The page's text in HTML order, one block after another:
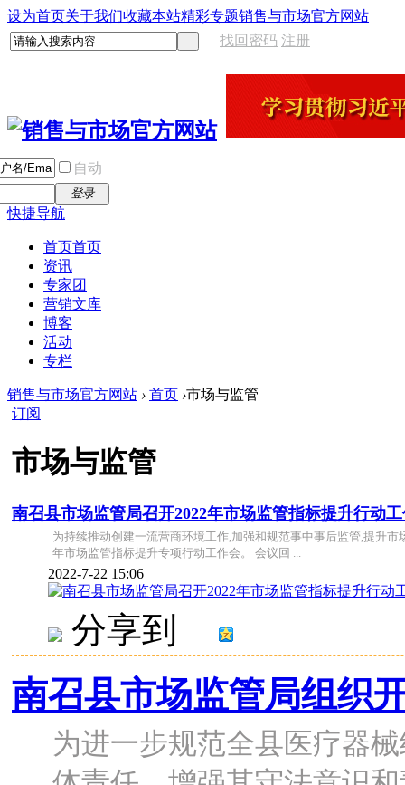
设为首页关于我们收藏本站精彩专题销售与市场官方网站
找回密码 注册
自动
登录
快捷导航
首页首页
资讯
专家团
营销文库
博客
活动
专栏
销售与市场官方网站 › 首页 ›市场与监管
订阅
市场与监管
南召县市场监管局召开2022年市场监管指标提升行动
为持续推动创建一流营商环境工作,加强和规范事中事后监管,提升
年市场监管指标提升专项行动工作会。 会议回 ...
2022-7-22 15:06
分享到
南召县市场监管局组织
为进一步规范全县医疗器